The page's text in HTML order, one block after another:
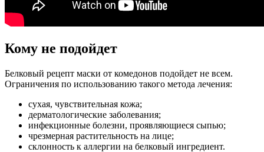
Кому не подойдет
Белковый рецепт маски от комедонов подойдет не всем.
Ограничения по использованию такого метода лечения:
сухая, чувствительная кожа;
дерматологические заболевания;
инфекционные болезни, проявляющиеся сыпью;
чрезмерная растительность на лице;
склонность к аллергии на белковый ингредиент.